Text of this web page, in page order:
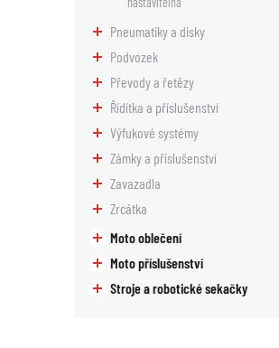
Pneumatiky a disky
Podvozek
Převody a řetězy
Řídítka a příslušenství
Výfukové systémy
Zámky a příslušenství
Zavazadla
Zrcátka
Moto oblečení
Moto příslušenství
Stroje a robotické sekačky